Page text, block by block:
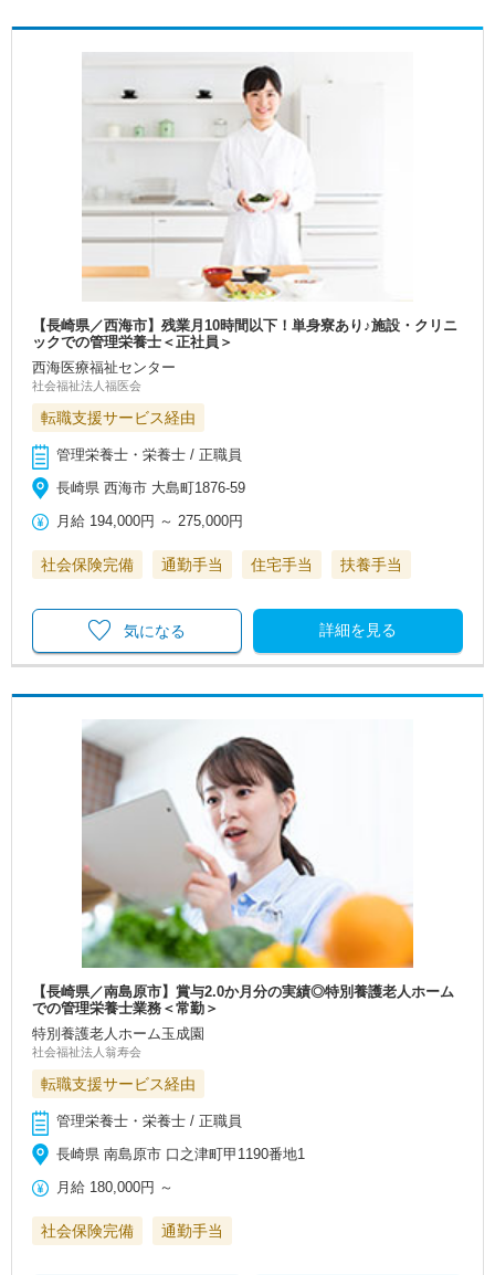
【長崎県／西海市】残業月10時間以下！単身寮あり♪施設・クリニ
ックでの管理栄養士＜正社員＞
西海医療福祉センター
社会福祉法人福医会
転職支援サービス経由
管理栄養士・栄養士 / 正職員
長崎県 西海市 大島町1876-59
月給 194,000円 ～ 275,000円
社会保険完備 通勤手当 住宅手当 扶養手当
詳細を見る
気になる
【長崎県／南島原市】賞与2.0か月分の実績◎特別養護老人ホーム
での管理栄養士業務＜常勤＞
特別養護老人ホーム玉成園
社会福祉法人翁寿会
転職支援サービス経由
管理栄養士・栄養士 / 正職員
長崎県 南島原市 口之津町甲1190番地1
月給 180,000円 ～
社会保険完備 通勤手当